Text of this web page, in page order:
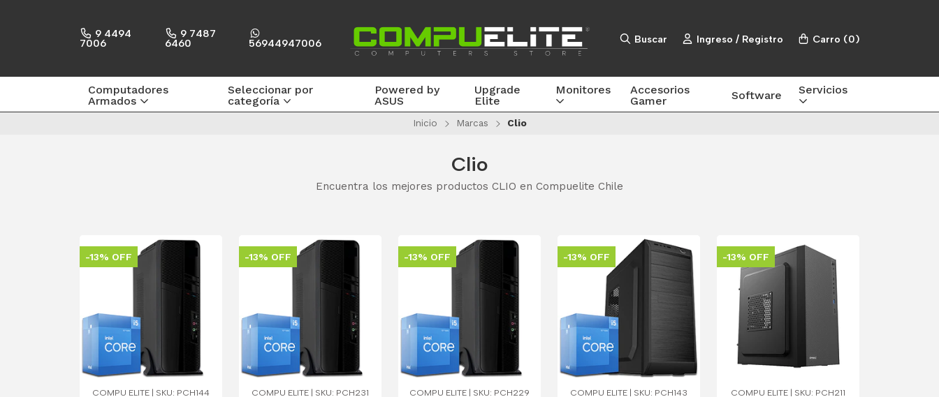
9 4494
7006
9 7487
6460 56944947006 Buscar Ingreso / Registro Carro (0)
Computadores
Armados
Seleccionar por
categoría
Powered by
ASUS
Upgrade
Elite
Monitores
Accesorios
Gamer
Software Servicios
Inicio Marcas Clio
Clio
Encuentra los mejores productos CLIO en Compuelite Chile
-13% OFF
COMPU ELITE | SKU: PCH144
-13% OFF
COMPU ELITE | SKU: PCH231
-13% OFF
COMPU ELITE | SKU: PCH229
-13% OFF
COMPU ELITE | SKU: PCH143
-13% OFF
COMPU ELITE | SKU: PCH211